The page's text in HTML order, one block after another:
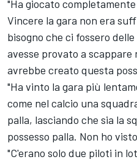
"Ha giocato
Vincere la gara non era
bisogno che ci fossero
avesse provato a scappare
avrebbe creato questa
"Ha vinto la gara più
come nel calcio una
palla, lasciando che sia la
possesso palla. Non ho
"C'erano solo due piloti in